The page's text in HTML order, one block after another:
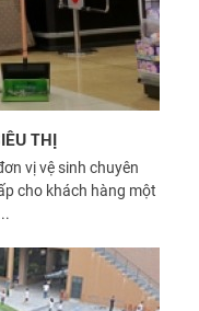
THỊ
vị vệ sinh chuyên
cho khách hàng một